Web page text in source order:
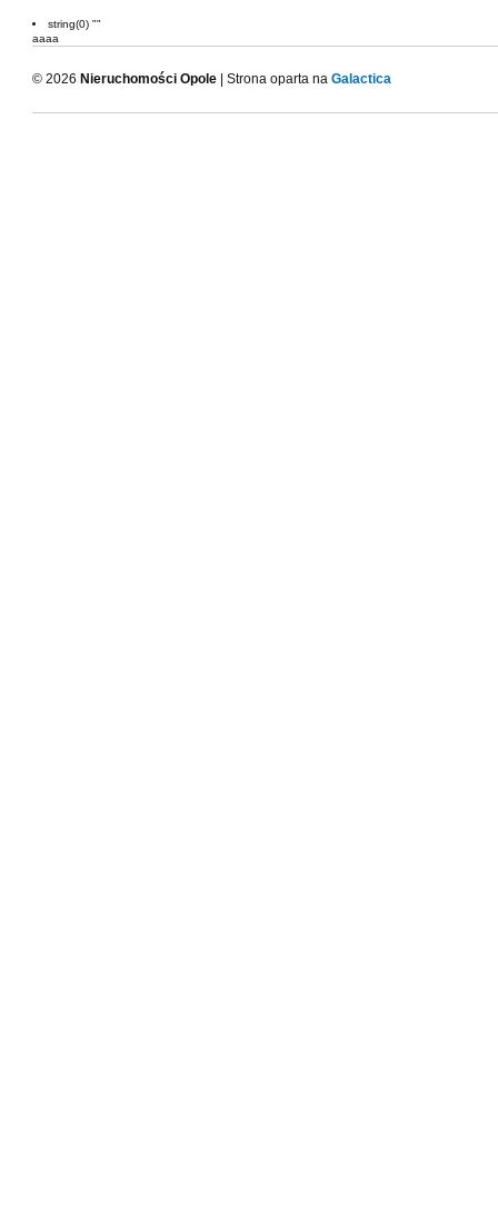
string(0) ""
aaaa
© 2026 Nieruchomości Opole | Strona oparta na Galactica